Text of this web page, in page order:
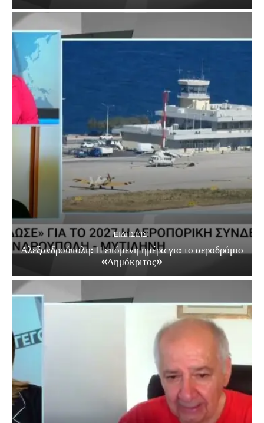
EΙΔΗΣΕΙΣ
Αλεξανδρούπολη: Η επόμενη ημέρα για το αεροδρόμιο
«Δημόκριτος»